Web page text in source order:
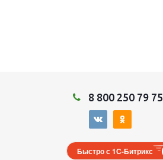
8 800 250 79 75
Быстро с 1С-Битрикс